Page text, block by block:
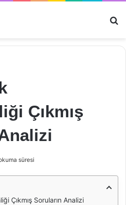
Çıkmış
süresi
Çıkmış Soruların Analizi